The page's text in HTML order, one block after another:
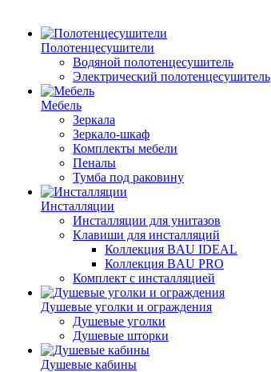
Полотенцесушители
Водяной полотенцесушитель
Электрический полотенцесушитель
Мебель
Зеркала
Зеркало-шкаф
Комплекты мебели
Пеналы
Тумба под раковину
Инсталляции
Инсталляции для унитазов
Клавиши для инсталляций
Коллекция BAU IDEAL
Коллекция BAU PRO
Комплект с инсталляцией
Душевые уголки и ограждения
Душевые уголки
Душевые шторки
Душевые кабины